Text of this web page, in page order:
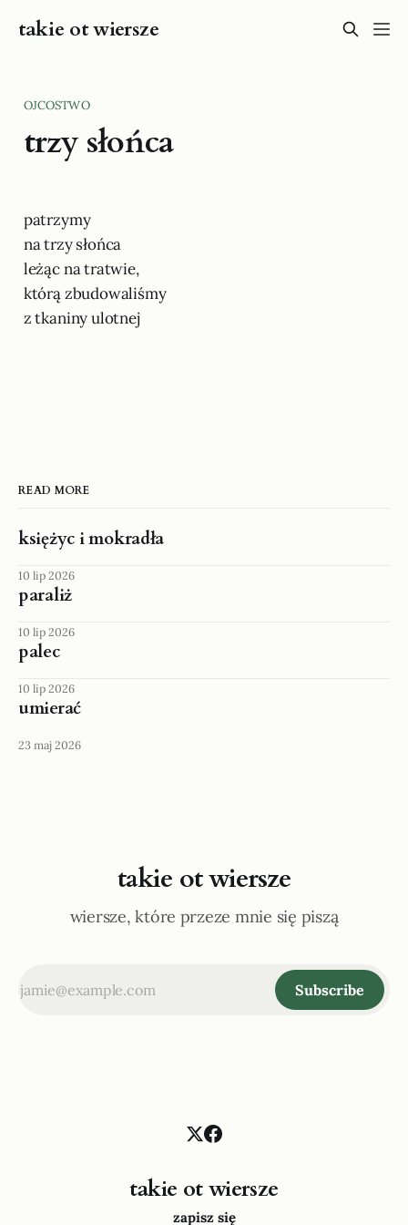
takie ot wiersze
OJCOSTWO
trzy słońca
patrzymy
na trzy słońca
leżąc na tratwie,
którą zbudowaliśmy
z tkaniny ulotnej
READ MORE
księżyc i mokradła
10 lip 2026
paraliż
10 lip 2026
palec
10 lip 2026
umierać
23 maj 2026
takie ot wiersze
wiersze, które przeze mnie się piszą
Subscribe
takie ot wiersze
zapisz się